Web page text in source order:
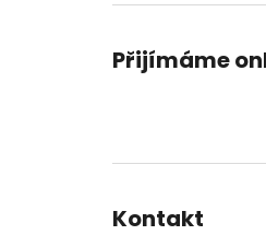
Přijímáme
Kontakt